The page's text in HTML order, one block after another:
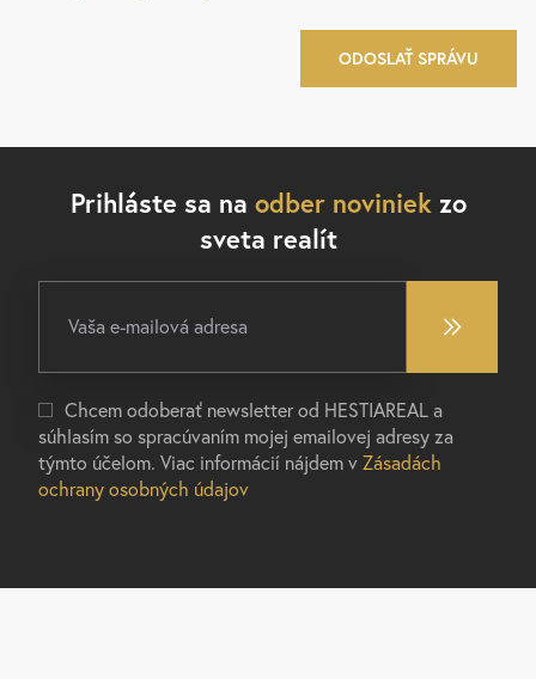
Prihláste sa na odber noviniek zo
sveta realít
Chcem odoberať newsletter od HESTIAREAL a
súhlasím so spracúvaním mojej emailovej adresy za
týmto účelom. Viac informácií nájdem v Zásadách
ochrany osobných údajov